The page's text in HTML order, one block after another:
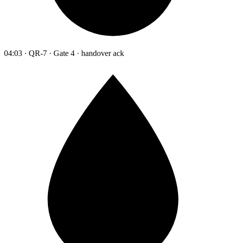
04:03 · QR-7 · Gate 4 · handover ack